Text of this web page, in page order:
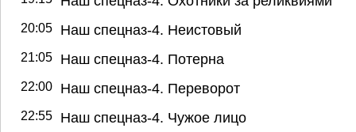
20:05 Наш спецназ-4. Неистовый
21:05 Наш спецназ-4. Потерна
22:00 Наш спецназ-4. Переворот
22:55 Наш спецназ-4. Чужое лицо